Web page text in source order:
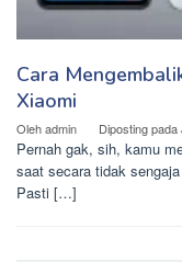
Cara
Xiaomi
Olehadmin Diposting pada
Pernah gak, sih, kamu
saat secara tidak
Pasti […]